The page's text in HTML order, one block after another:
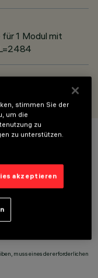
für 1 Modul mit
muss eines der erforderlichen
stimmen Sie der
um die
zu
zu unterstützen.
akzeptieren